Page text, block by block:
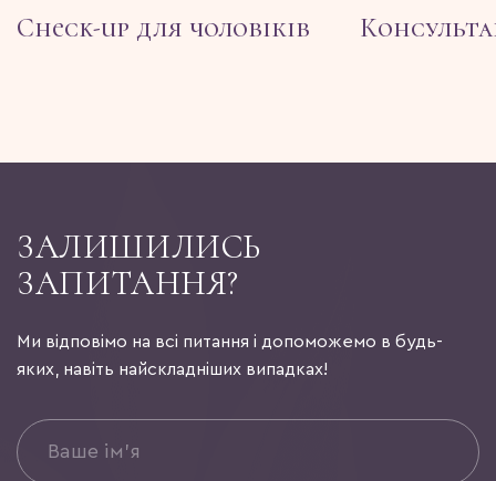
Check-up для чоловіків
ЗАЛИШИЛИСЬ
ЗАПИТАННЯ?
Ми відповімо на всі питання і допоможемо в будь-
яких, навіть найскладніших випадках!